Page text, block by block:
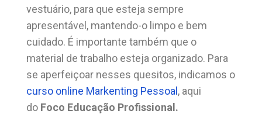
vestuário, para que esteja sempre
apresentável, mantendo-o limpo e bem
cuidado. É importante também que o
material de trabalho esteja organizado. Para
se aperfeiçoar nesses quesitos, indicamos o
curso online Markenting Pessoal , aqui
do Foco Educação Profissional.